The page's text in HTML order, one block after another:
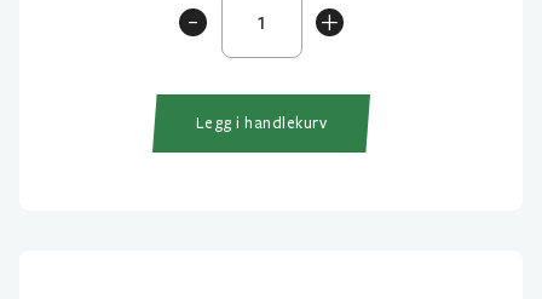
+
Soft
Wire
antall
-
Legg i handlekurv